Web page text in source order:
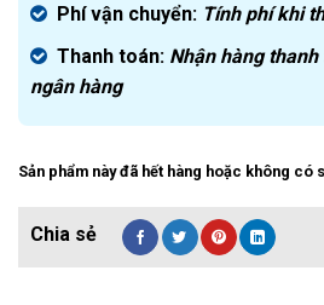
Phí vận chuyển: Tính phí khi
Thanh toán: Nhận hàng thanh
ngân hàng
Sản phẩm này đã hết hàng hoặc không có